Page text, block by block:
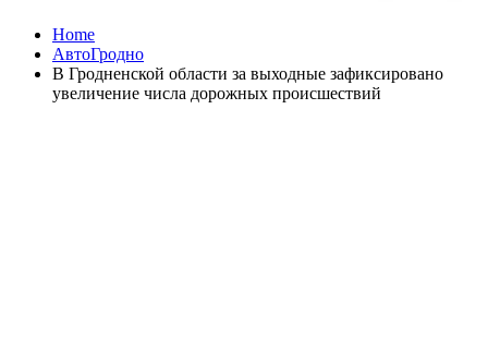
Home
АвтоГродно
В Гродненской области за выходные зафиксировано
увеличение числа дорожных происшествий